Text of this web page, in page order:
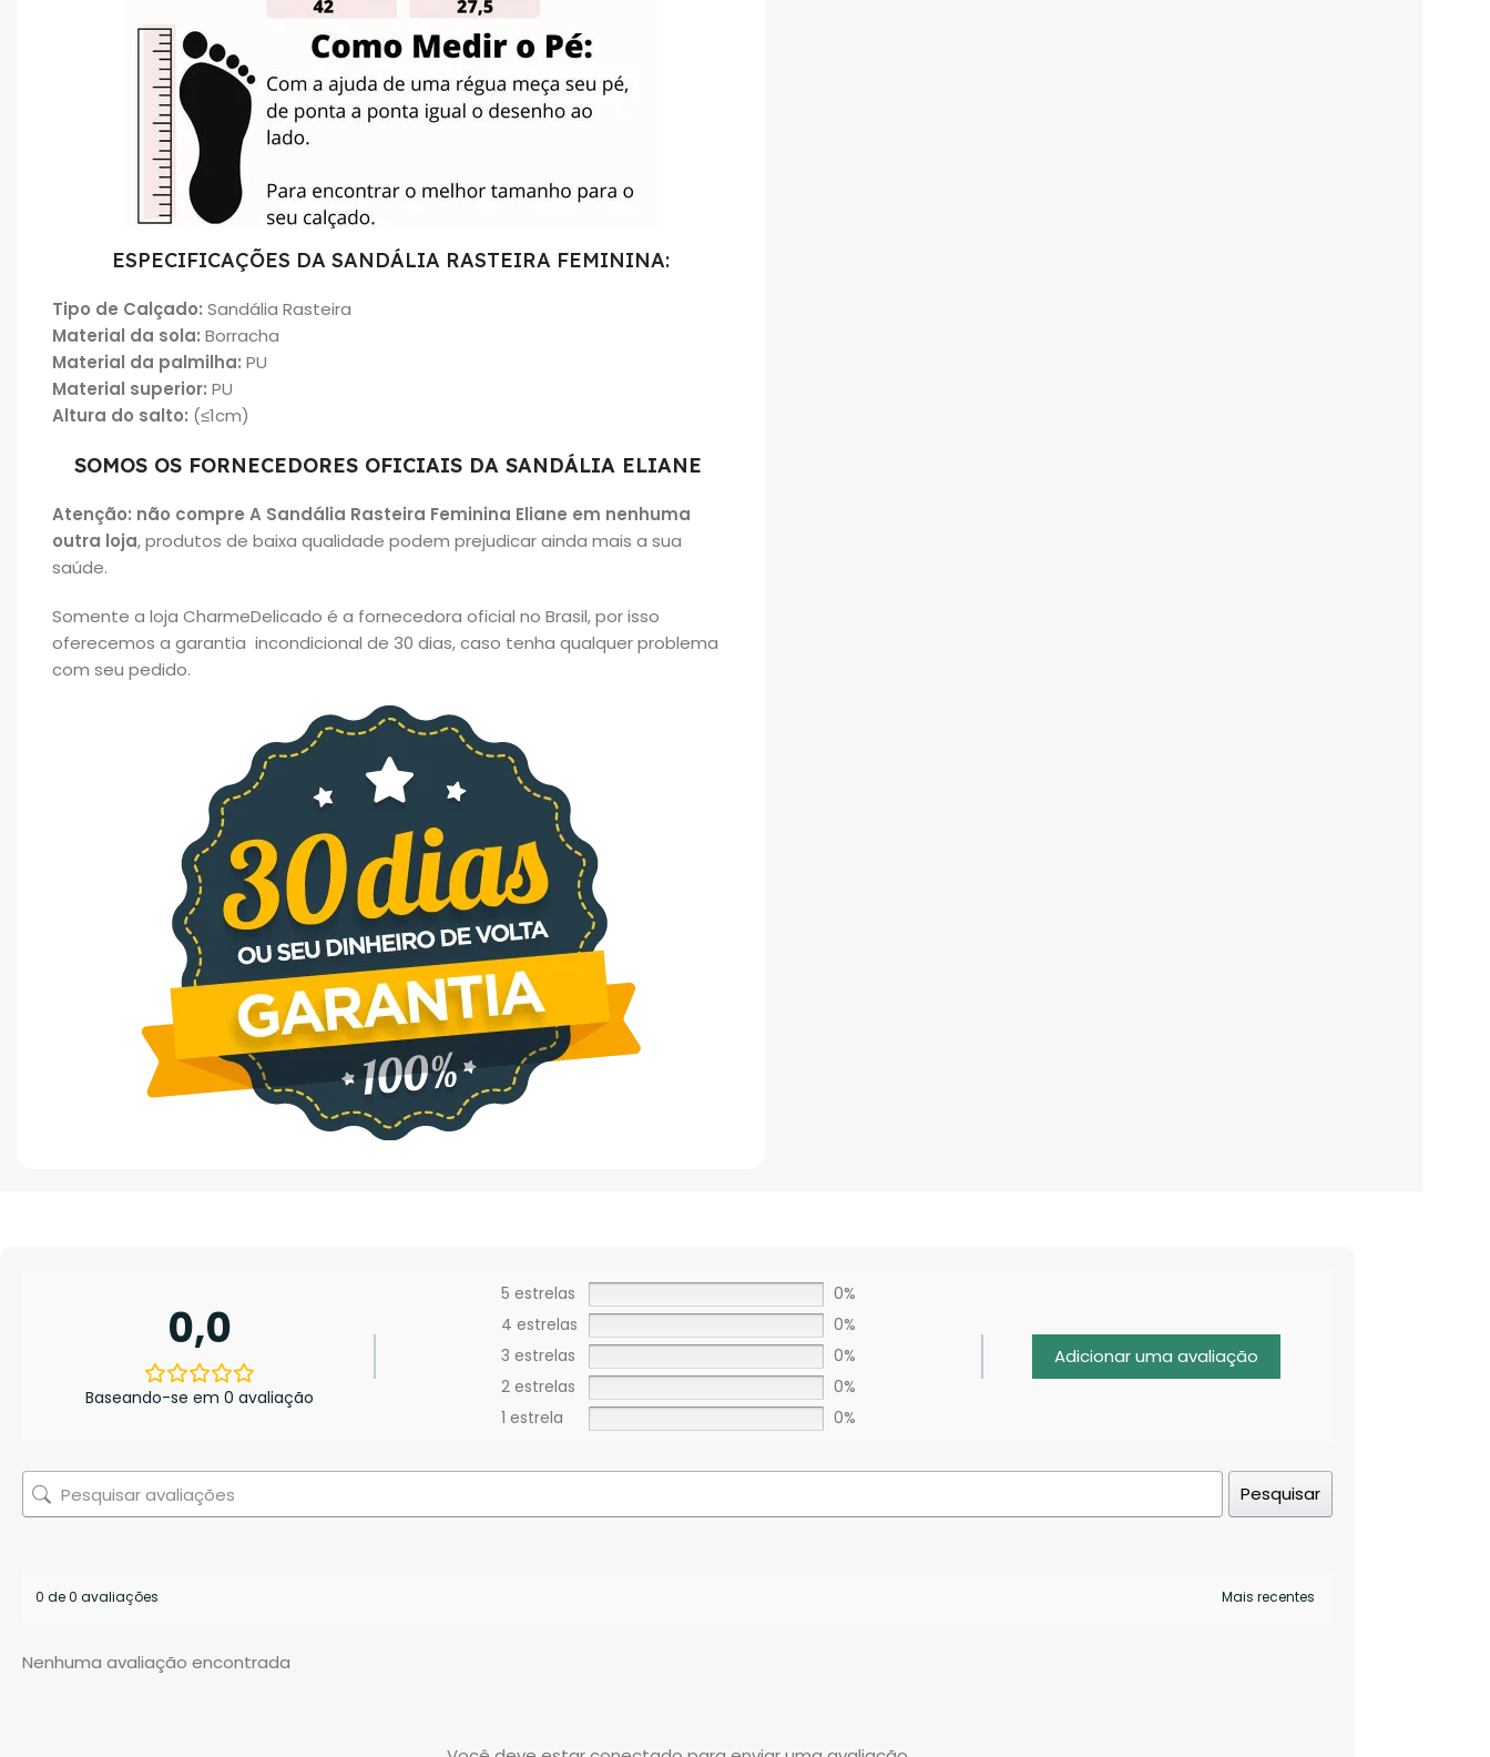
ESPECIFICAÇÕES DA SANDÁLIA RASTEIRA FEMININA:
Tipo de Calçado: Sandália Rasteira
Material da sola: Borracha
Material da palmilha: PU
Material superior: PU
Altura do salto: (≤1cm)
SOMOS OS FORNECEDORES OFICIAIS DA SANDÁLIA ELIANE
Atenção: não compre A Sandália Rasteira Feminina Eliane em nenhuma
outra loja, produtos de baixa qualidade podem prejudicar ainda mais a sua
saúde.
Somente a loja CharmeDelicado é a fornecedora oficial no Brasil, por isso
oferecemos a garantia incondicional de 30 dias, caso tenha qualquer problema
com seu pedido.
0,0
Baseando-se em 0 avaliação
5 estrelas
0%
4 estrelas
0%
3 estrelas
0%
2 estrelas
0%
1 estrela
0%
Adicionar uma avaliação
Pesquisar
0 de 0 avaliações
Nenhuma avaliação encontrada